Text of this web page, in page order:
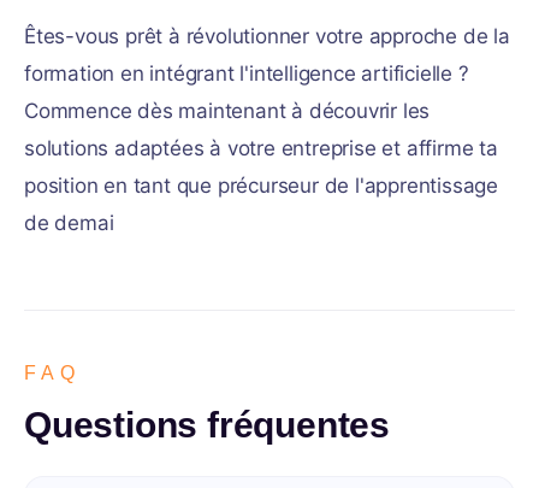
Êtes-vous prêt à révolutionner votre approche de la
formation en intégrant l'intelligence artificielle ?
Commence dès maintenant à découvrir les
solutions adaptées à votre entreprise et affirme ta
position en tant que précurseur de l'apprentissage
de demai
FAQ
Questions fréquentes